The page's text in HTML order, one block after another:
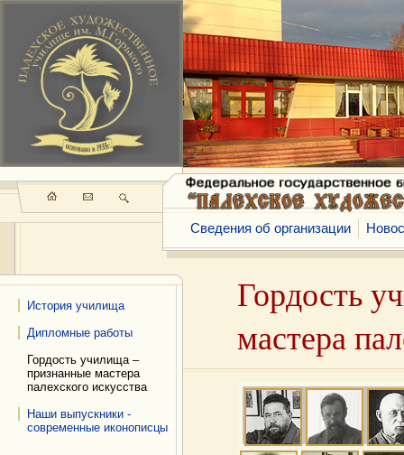
История училища
Дипломные работы
Гордость училища –
признанные мастера
палехского искусства
Наши выпускники -
современные иконописцы
Сведения об организации
Гордость
мастера